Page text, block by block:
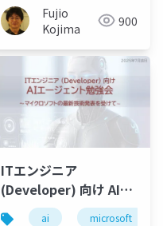
Fujio
Kojima
900
ITエンジニア
(Developer) 向け AIエ
ージェント勉強会 ～マ
ai microsoft